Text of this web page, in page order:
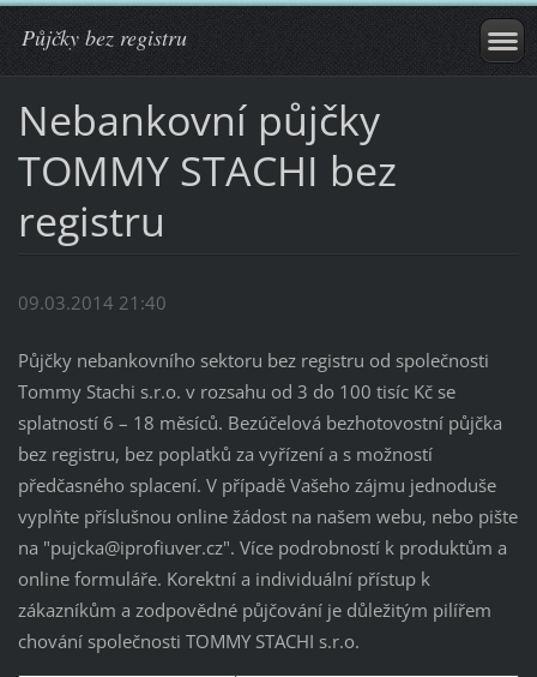
Půjčky bez registru
Nebankovní půjčky
TOMMY STACHI bez
registru
09.03.2014 21:40
Půjčky nebankovního sektoru bez registru od společnosti
Tommy Stachi s.r.o. v rozsahu od 3 do 100 tisíc Kč se
splatností 6 – 18 měsíců. Bezúčelová bezhotovostní půjčka
bez registru, bez poplatků za vyřízení a s možností
předčasného splacení. V případě Vašeho zájmu jednoduše
vyplňte příslušnou online žádost na našem webu, nebo pište
na "pujcka@iprofiuver.cz". Více podrobností k produktům a
online formuláře. Korektní a individuální přístup k
zákazníkům a zodpovědné půjčování je důležitým pilířem
chování společnosti TOMMY STACHI s.r.o.